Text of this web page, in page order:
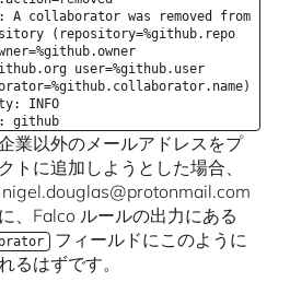
A collaborator was removed from
(repository=%github.repo
user=%github.user
INFO
github
業以外のメールアドレスをプ
トに追加しようとした場合、
、Falco ルールの出力にある
フィールドにこのように
るはずです。